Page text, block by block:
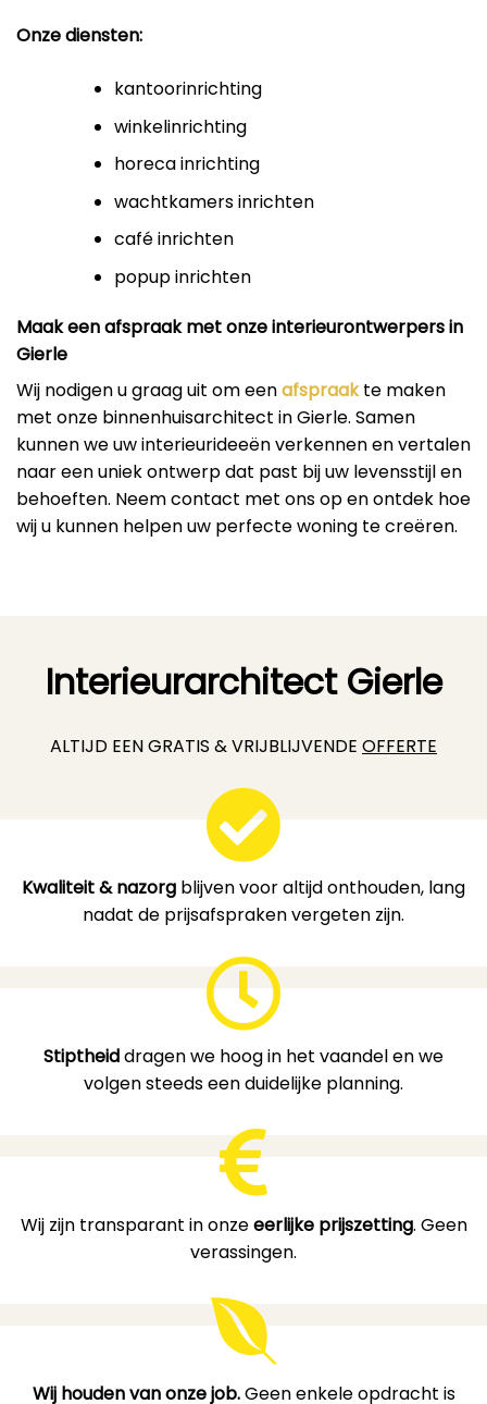
Onze diensten:
kantoorinrichting
winkelinrichting
horeca inrichting
wachtkamers inrichten
café inrichten
popup inrichten
Maak een afspraak met onze interieurontwerpers in
Gierle
Wij nodigen u graag uit om eenafspraakte maken
met onze binnenhuisarchitect in Gierle. Samen
kunnen we uw interieurideeën verkennen en vertalen
naar een uniek ontwerp dat past bij uw levensstijl en
behoeften. Neem contact met ons op en ontdek hoe
wij u kunnen helpen uw perfecte woning te creëren.
Interieurarchitect Gierle
ALTIJD EEN GRATIS & VRIJBLIJVENDE OFFERTE
Kwaliteit & nazorg blijven voor altijd onthouden, lang
nadat de prijsafspraken vergeten zijn.
Stiptheiddragen we hoog in het vaandel en we
volgen steeds een duidelijke planning.
Wij zijn transparant in onzeeerlijke prijszetting. Geen
verassingen.
Wij houden van onze job.Geen enkele opdracht is